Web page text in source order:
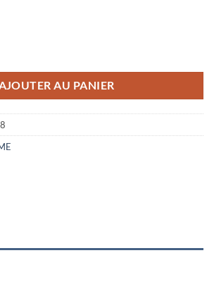
AJOUTER AU PANIER